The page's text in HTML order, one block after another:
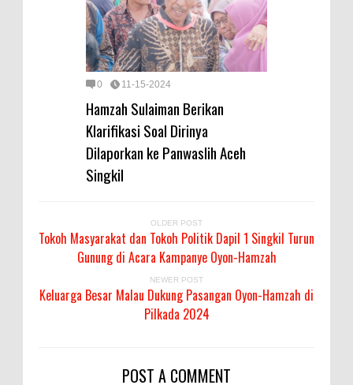
0 11-15-2024
Hamzah Sulaiman Berikan
Klarifikasi Soal Dirinya
Dilaporkan ke Panwaslih Aceh
Singkil
OLDER POST
Tokoh Masyarakat dan Tokoh Politik Dapil 1 Singkil Turun
Gunung di Acara Kampanye Oyon-Hamzah
NEWER POST
Keluarga Besar Malau Dukung Pasangan Oyon-Hamzah di
Pilkada 2024
POST A COMMENT